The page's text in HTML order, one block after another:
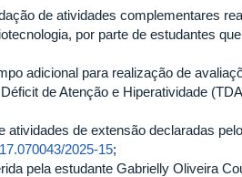
de atividades complementares
por parte de estudantes
adicional para realização de
de Atenção e Hiperatividade
atividades de extensão declaradas
2025-15;
pela estudante Gabrielly Oliveira